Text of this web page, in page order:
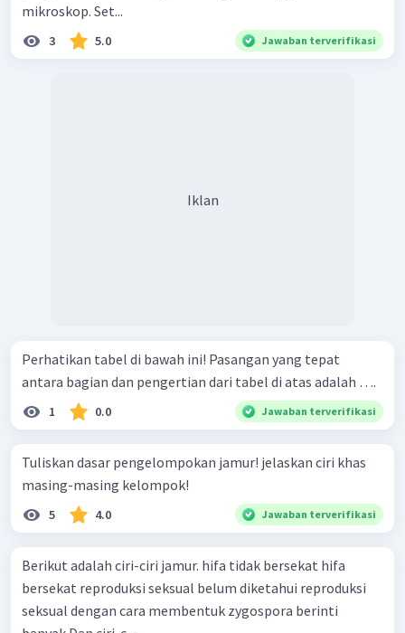
mikroskop. Set...
3 5.0 Jawaban terverifikasi
Iklan
Perhatikan tabel di bawah ini! Pasangan yang tepat
antara bagian dan pengertian dari tabel di atas adalah ….
1 0.0 Jawaban terverifikasi
Tuliskan dasar pengelompokan jamur! jelaskan ciri khas
masing-masing kelompok!
5 4.0 Jawaban terverifikasi
Berikut adalah ciri-ciri jamur. hifa tidak bersekat hifa
bersekat reproduksi seksual belum diketahui reproduksi
seksual dengan cara membentuk zygospora berinti